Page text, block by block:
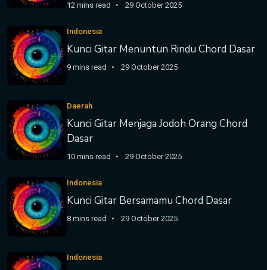
12 mins read 29 October 2025
Indonesia
Kunci Gitar Menuntun Rindu Chord Dasar
9 mins read 29 October 2025
Daerah
Kunci Gitar Menjaga Jodoh Orang Chord
Dasar
10 mins read 29 October 2025
Indonesia
Kunci Gitar Bersamamu Chord Dasar
8 mins read 29 October 2025
Indonesia